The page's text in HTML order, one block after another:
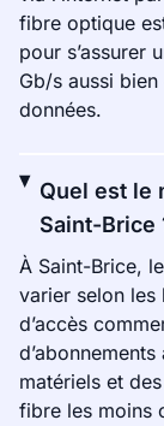
fibre optique
pour s’assurer
Gb/s aussi
données.
Quel est le
Saint-Brice
À Saint-Brice,
varier selon les
d’accès
matériels et
fibre les moins